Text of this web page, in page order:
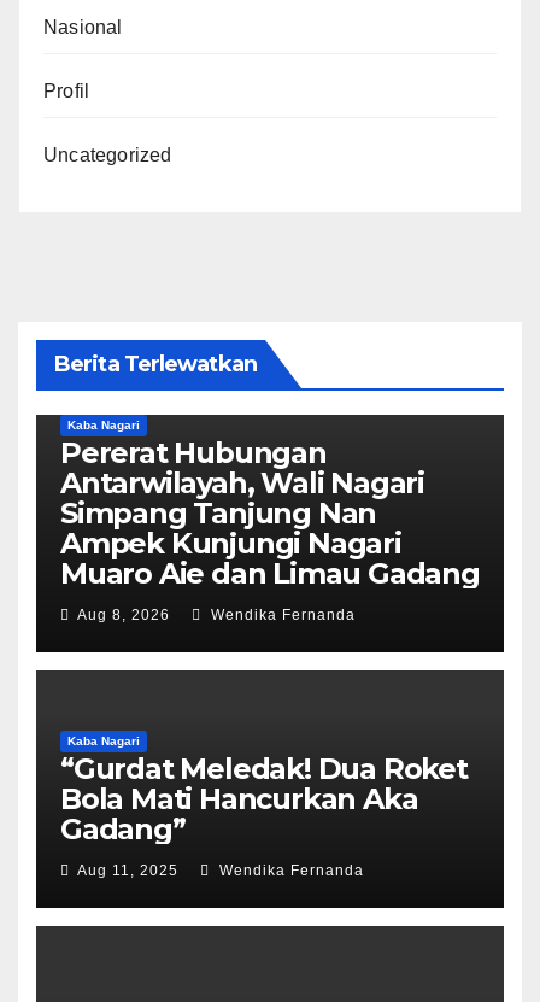
Nasional
Profil
Uncategorized
Berita Terlewatkan
Kaba Nagari
Pererat Hubungan
Antarwilayah, Wali Nagari
Simpang Tanjung Nan
Ampek Kunjungi Nagari
Muaro Aie dan Limau Gadang
Aug 8, 2026 Wendika Fernanda
Kaba Nagari
“Gurdat Meledak! Dua Roket
Bola Mati Hancurkan Aka
Gadang”
Aug 11, 2025 Wendika Fernanda